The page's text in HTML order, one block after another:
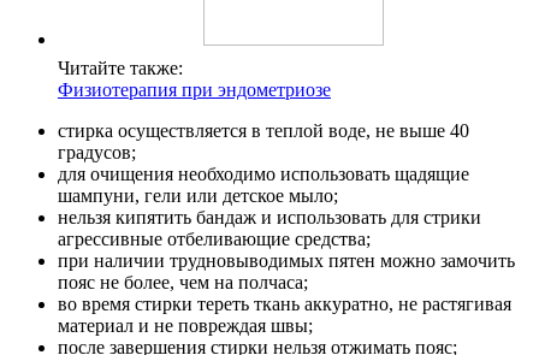
Читайте также:
Физиотерапия при эндометриозе
стирка осуществляется в теплой воде, не выше 40
градусов;
для очищения необходимо использовать щадящие
шампуни, гели или детское мыло;
нельзя кипятить бандаж и использовать для стрики
агрессивные отбеливающие средства;
при наличии трудновыводимых пятен можно замочить
пояс не более, чем на полчаса;
во время стирки тереть ткань аккуратно, не растягивая
материал и не повреждая швы;
после завершения стирки нельзя отжимать пояс;